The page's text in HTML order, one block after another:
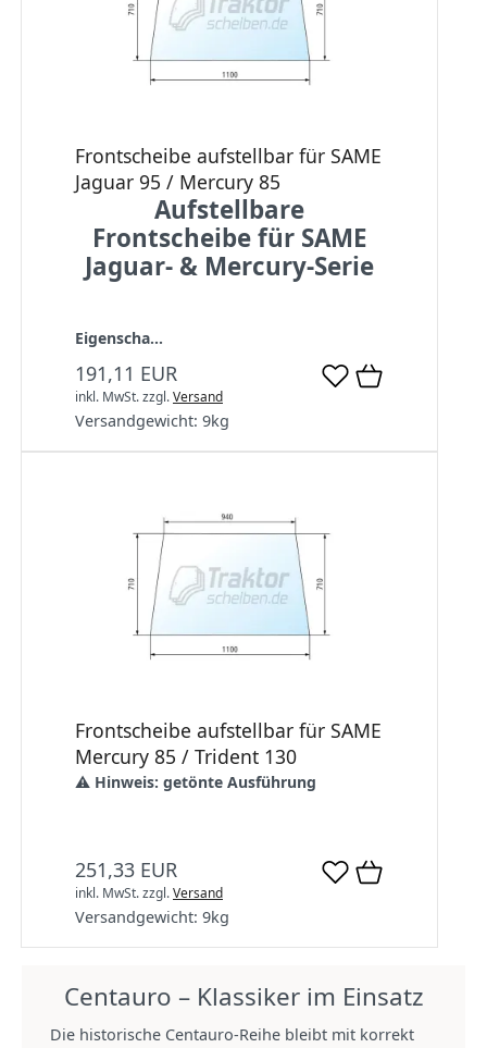
Frontscheibe aufstellbar für SAME
Jaguar 95 / Mercury 85
Aufstellbare
Frontscheibe für SAME
Jaguar- & Mercury-Serie
Eigenscha...
191,11 EUR
inkl. MwSt.zzgl.Versand
Versandgewicht: 9kg
Frontscheibe aufstellbar für SAME
Mercury 85 / Trident 130
⚠️ Hinweis: getönte Ausführung
251,33 EUR
inkl. MwSt.zzgl.Versand
Versandgewicht: 9kg
Centauro – Klassiker im Einsatz
Die historische Centauro‑Reihe bleibt mit korrekt